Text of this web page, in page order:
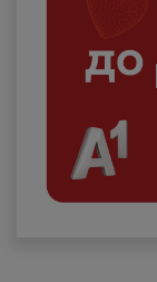
Поддршка
Надополни
Плати сметка